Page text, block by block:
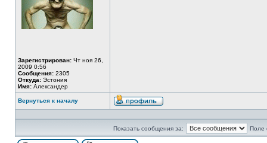
Зарегистрирован: Чт ноя 26,
2009 0:56
Сообщения: 2305
Откуда: Эстония
Имя: Александер
Вернуться к началу
Показать сообщения за: Поле